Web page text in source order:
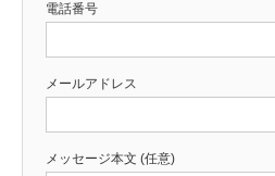
電話番号
メールアドレス
メッセージ本文 (任意)